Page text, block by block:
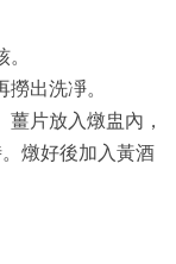
出洗凈。
片放入燉盅內，
燉好後加入黃酒